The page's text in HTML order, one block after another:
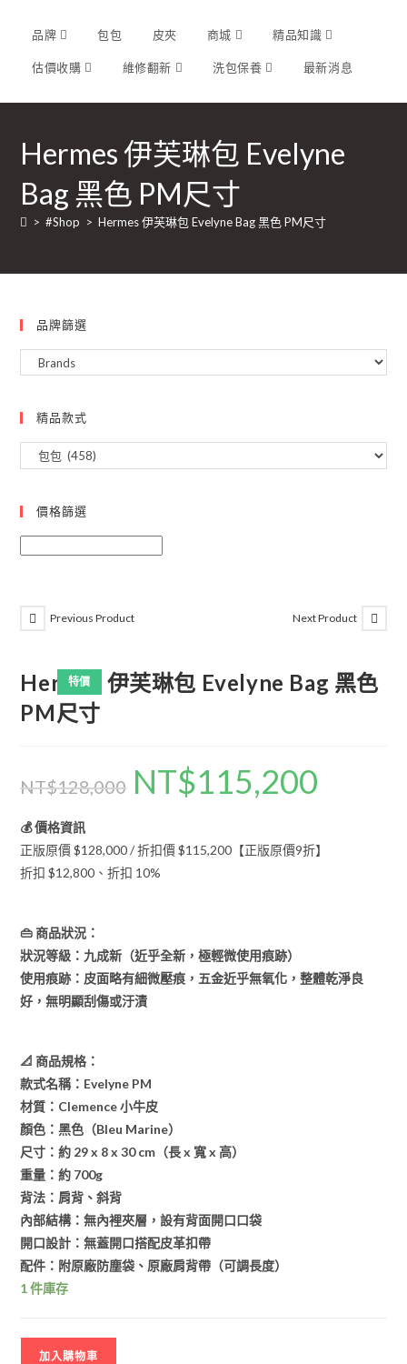
品牌 包包 皮夾 商城 精品知識
估價收購 維修翻新 洗包保養 最新消息
Hermes 伊芙琳包 Evelyne
Bag 黑色 PM尺寸
> #Shop > Hermes 伊芙琳包 Evelyne Bag 黑色 PM尺寸
品牌篩選
精品款式
價格篩選
特價
Previous Product Next Product
Hermes 伊芙琳包 Evelyne Bag 黑色
PM尺寸
NT$128,000 NT$115,200
💰 價格資訊
正版原價 $128,000 / 折扣價 $115,200【正版原價9折】
折扣 $12,800、折扣 10%
👜 商品狀況：
狀況等級：九成新（近乎全新，極輕微使用痕跡）
使用痕跡：皮面略有細微壓痕，五金近乎無氧化，整體乾淨良
好，無明顯刮傷或汙漬
📐 商品規格：
款式名稱：Evelyne PM
材質：Clemence 小牛皮
顏色：黑色（Bleu Marine）
尺寸：約 29 x 8 x 30 cm（長 x 寬 x 高）
重量：約 700g
背法：肩背、斜背
內部結構：無內裡夾層，設有背面開口口袋
開口設計：無蓋開口搭配皮革扣帶
配件：附原廠防塵袋、原廠肩背帶（可調長度）
1 件庫存
加入購物車